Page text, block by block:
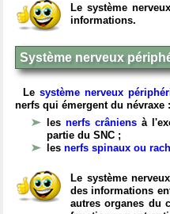
Le système
informations.
Système nerveux
Le système nerveux
nerfs qui émergent du névraxe :
les nerfs crâniens à
partie du SNC ;
les nerfs spinaux ou
Le système
des informations
autres organes du